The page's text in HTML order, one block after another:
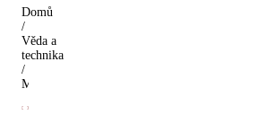
Domů
/
Věda a
technika
/